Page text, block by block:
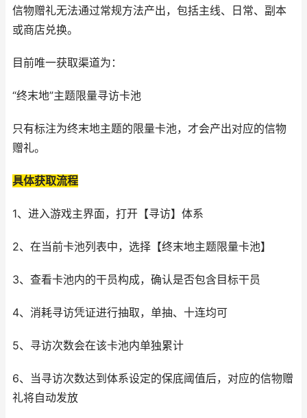
信物赠礼无法通过常规方法产出，包括主线、日常、副本
或商店兑换。
目前唯一获取渠道为：
“终末地”主题限量寻访卡池
只有标注为终末地主题的限量卡池，才会产出对应的信物
赠礼。
具体获取流程
1、进入游戏主界面，打开【寻访】体系
2、在当前卡池列表中，选择【终末地主题限量卡池】
3、查看卡池内的干员构成，确认是否包含目标干员
4、消耗寻访凭证进行抽取，单抽、十连均可
5、寻访次数会在该卡池内单独累计
6、当寻访次数达到体系设定的保底阈值后，对应的信物赠
礼将自动发放